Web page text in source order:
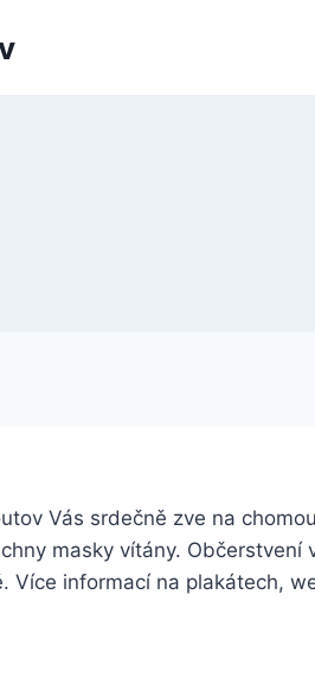
Vás srdečně zve na
masky vítány.
Více informací na plakátech,